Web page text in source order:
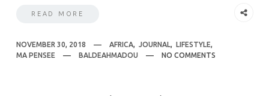
READ MORE
NOVEMBER 30, 2018 AFRICA, JOURNAL, LIFESTYLE,
MA PENSEE
BALDEAHMADOU NO COMMENTS